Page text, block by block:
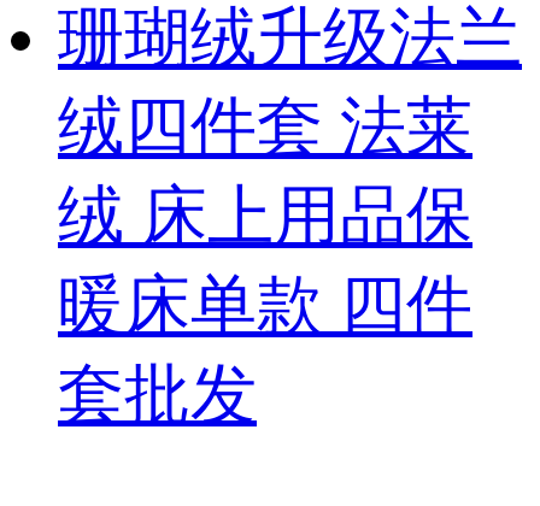
珊瑚绒升级法兰
绒四件套 法莱
绒 床上用品保
暖床单款 四件
套批发